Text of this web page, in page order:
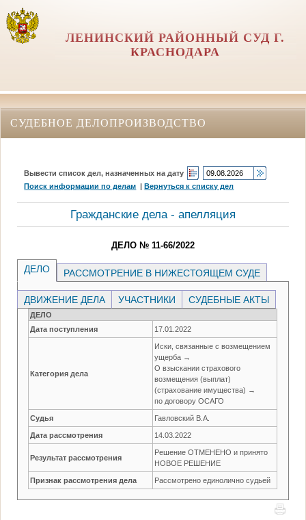
ЛЕНИНСКИЙ РАЙОННЫЙ СУД Г.
КРАСНОДАРА
СУДЕБНОЕ ДЕЛОПРОИЗВОДСТВО
Вывести список дел, назначенных на дату
Поиск информации по делам |Вернуться к списку дел
Гражданские дела - апелляция
ДЕЛО № 11-66/2022
ДЕЛО РАССМОТРЕНИЕ В НИЖЕСТОЯЩЕМ СУДЕ
ДВИЖЕНИЕ ДЕЛА УЧАСТНИКИ СУДЕБНЫЕ АКТЫ
ДЕЛО
Дата поступления
17.01.2022
Категория дела
Иски, связанные с возмещением
ущерба →
О взыскании страхового
возмещения (выплат)
(страхование имущества) →
по договору ОСАГО
Судья Гавловский В.А.
Дата рассмотрения 14.03.2022
Результат рассмотрения
Решение ОТМЕНЕНО и принято
НОВОЕ РЕШЕНИЕ
Признак рассмотрения дела Рассмотрено единолично судьей